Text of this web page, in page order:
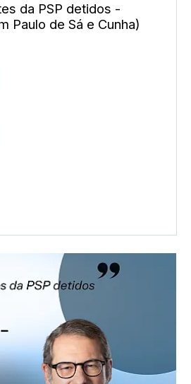
da PSP detidos -
Paulo de Sá e Cunha)